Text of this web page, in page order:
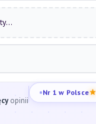
opinii
Nr 1 w Polsce